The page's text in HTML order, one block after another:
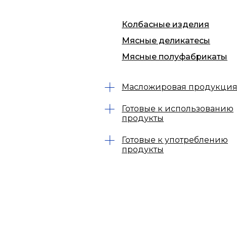
Колбасные изделия
Мясные деликатесы
Мясные полуфабрикаты
Масложировая продукция
Готовые к использованию
продукты
Готовые к употреблению
продукты